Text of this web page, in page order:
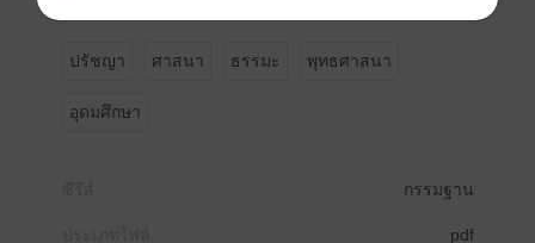
ปรัชญา ศาสนา ธรรมะ พุทธศาสนา
อุดมศึกษา
กรรมฐาน
pdf